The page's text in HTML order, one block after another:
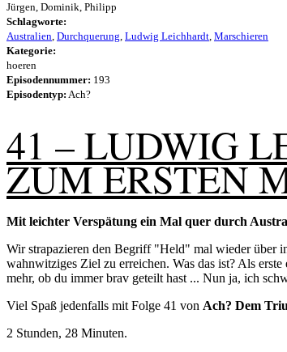
Jürgen, Dominik, Philipp
Schlagworte:
Australien, Durchquerung, Ludwig Leichhardt, Marschieren
Kategorie:
hoeren
Episodennummer: 193
Episodentyp: Ach?
41 – LUDWIG
ZUM ERSTEN
Mit leichter Verspätung ein Mal quer durch
Wir strapazieren den Begriff "Held" mal wieder über
wahnwitziges Ziel zu erreichen. Was das ist? Als
mehr, ob du immer brav geteilt hast ... Nun ja, ich
Viel Spaß jedenfalls mit Folge 41 von Ach? Dem
2 Stunden, 28 Minuten.